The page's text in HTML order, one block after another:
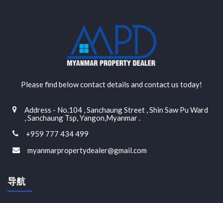
Please find below contact details and contact us today!
Address - No.104 , Sanchaung Street , Shin Saw Pu Ward
, Sanchaung Tsp, Yangon,Myanmar .
+959 777 434 499
myanmarpropertydealer@gmail.com
导航